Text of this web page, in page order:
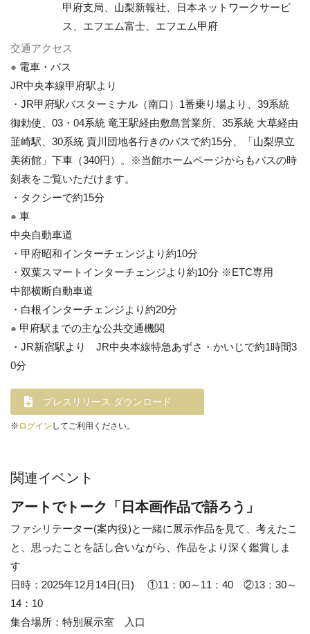
甲府支局、山梨新報社、日本ネットワークサービ
ス、エフエム富士、エフエム甲府
交通アクセス
● 電車・バス
JR中央本線甲府駅より
・JR甲府駅バスターミナル（南口）1番乗り場より、39系統
御勅使、03・04系統 竜王駅経由敷島営業所、35系統 大草経由
韮崎駅、30系統 貢川団地各行きのバスで約15分、「山梨県立
美術館」下車（340円）。※当館ホームページからもバスの時
刻表をご覧いただけます。
・タクシーで約15分
● 車
中央自動車道
・甲府昭和インターチェンジより約10分
・双葉スマートインターチェンジより約10分 ※ETC専用
中部横断自動車道
・白根インターチェンジより約20分
● 甲府駅までの主な公共交通機関
・JR新宿駅より JR中央本線特急あずさ・かいじで約1時間3
0分
プレスリリース ダウンロード
※ ログイン してご利用ください。
関連イベント
アートでトーク「日本画作品で語ろう」
ファシリテーター(案内役)と一緒に展示作品を見て、考えたこ
と、思ったことを話し合いながら、作品をより深く鑑賞しま
す
日時：2025年12月14日(日) ①11：00～11：40 ②13：30～
14：10
集合場所：特別展示室 入口